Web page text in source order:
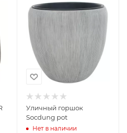
Уличный горшок
Socdung pot
Нет в наличии